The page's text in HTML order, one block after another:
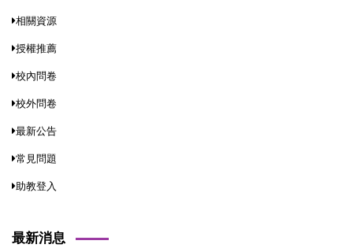
相關資源
授權推薦
校內問卷
校外問卷
最新公告
常見問題
助教登入
最新消息